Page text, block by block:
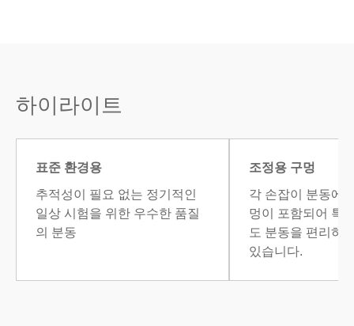
하이라이트
표준 환경용
추적성이 필요 없는 정기적인
일상 시험을 위한 우수한 품질
의 분동
조정용 구멍
각 손잡이 분동에
멍이 포함되어 특
도 분동을 편리하
있습니다.